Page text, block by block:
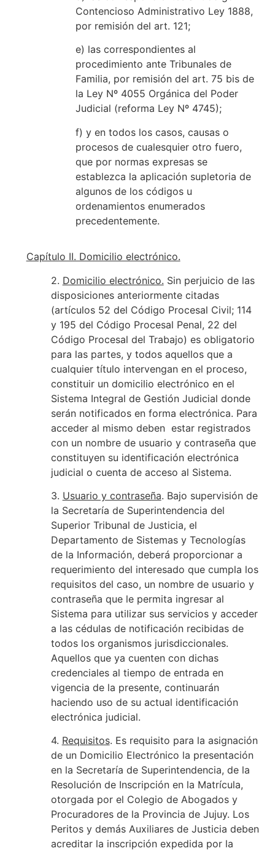
Contencioso Administrativo Ley 1888,
por remisión del art. 121;
e) las correspondientes al
procedimiento ante Tribunales de
Familia, por remisión del art. 75 bis de
la Ley Nº 4055 Orgánica del Poder
Judicial (reforma Ley Nº 4745);
f) y en todos los casos, causas o
procesos de cualesquier otro fuero,
que por normas expresas se
establezca la aplicación supletoria de
algunos de los códigos u
ordenamientos enumerados
precedentemente.
Capítulo II. Domicilio electrónico.
2. Domicilio electrónico. Sin perjuicio de las
disposiciones anteriormente citadas
(artículos 52 del Código Procesal Civil; 114
y 195 del Código Procesal Penal, 22 del
Código Procesal del Trabajo) es obligatorio
para las partes, y todos aquellos que a
cualquier título intervengan en el proceso,
constituir un domicilio electrónico en el
Sistema Integral de Gestión Judicial donde
serán notificados en forma electrónica. Para
acceder al mismo deben estar registrados
con un nombre de usuario y contraseña que
constituyen su identificación electrónica
judicial o cuenta de acceso al Sistema.
3. Usuario y contraseña. Bajo supervisión de
la Secretaría de Superintendencia del
Superior Tribunal de Justicia, el
Departamento de Sistemas y Tecnologías
de la Información, deberá proporcionar a
requerimiento del interesado que cumpla los
requisitos del caso, un nombre de usuario y
contraseña que le permita ingresar al
Sistema para utilizar sus servicios y acceder
a las cédulas de notificación recibidas de
todos los organismos jurisdiccionales.
Aquellos que ya cuenten con dichas
credenciales al tiempo de entrada en
vigencia de la presente, continuarán
haciendo uso de su actual identificación
electrónica judicial.
4. Requisitos. Es requisito para la asignación
de un Domicilio Electrónico la presentación
en la Secretaría de Superintendencia, de la
Resolución de Inscripción en la Matrícula,
otorgada por el Colegio de Abogados y
Procuradores de la Provincia de Jujuy. Los
Peritos y demás Auxiliares de Justicia deben
acreditar la inscripción expedida por la